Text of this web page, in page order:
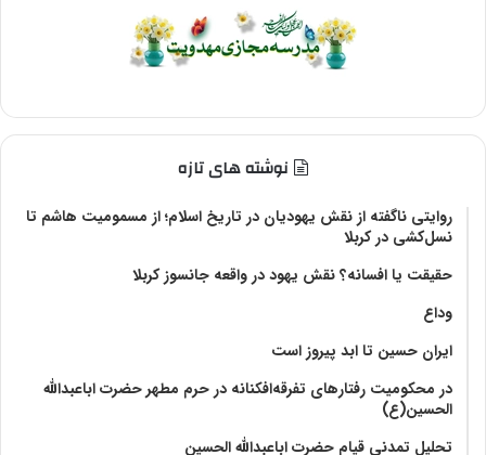
نوشته های تازه
روایتی ناگفته از نقش یهودیان در تاریخ اسلام؛ از مسمومیت هاشم تا
نسل‌کشی در کربلا
حقیقت یا افسانه؟‌ نقش یهود در واقعه جانسوز کربلا
وداع
ایران حسین تا ابد پیروز است
در محکومیت رفتارهای تفرقه‌افکنانه در حرم مطهر حضرت اباعبدالله
الحسین(ع)
تحلیل تمدنی قیام حضرت اباعبدالله الحسین